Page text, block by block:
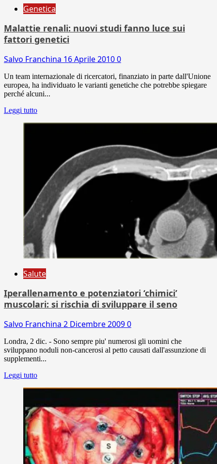
Genetica
Malattie renali: nuovi studi fanno luce sui
fattori genetici
Salvo Franchina 16 Aprile 20100
Un team internazionale di ricercatori, finanziato in parte dall'Unione
europea, ha individuato le varianti genetiche che potrebbe spiegare
perché alcuni...
Leggi tutto
Salute
Iperallenamento e potenziatori ‘chimici’
muscolari: si rischia di sviluppare il seno
Salvo Franchina 2 Dicembre 20090
Londra, 2 dic. - Sono sempre piu' numerosi gli uomini che
sviluppano noduli non-cancerosi al petto causati dall'assunzione di
supplementi...
Leggi tutto